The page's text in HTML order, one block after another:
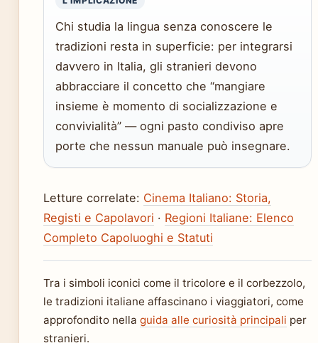
Chi studia la lingua senza conoscere le
tradizioni resta in superficie: per integrarsi
davvero in Italia, gli stranieri devono
abbracciare il concetto che “mangiare
insieme è momento di socializzazione e
convivialità” — ogni pasto condiviso apre
porte che nessun manuale può insegnare.
Letture correlate: Cinema Italiano: Storia,
Registi e Capolavori · Regioni Italiane: Elenco
Completo Capoluoghi e Statuti
Tra i simboli iconici come il tricolore e il corbezzolo,
le tradizioni italiane affascinano i viaggiatori, come
approfondito nella guida alle curiosità principali per
stranieri.